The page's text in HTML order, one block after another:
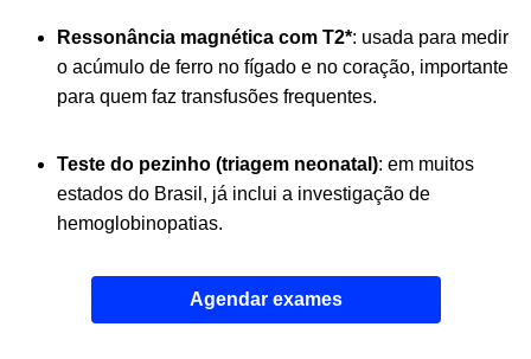
Ressonância magnética com T2*: usada para medir
o acúmulo de ferro no fígado e no coração, importante
para quem faz transfusões frequentes.
Teste do pezinho (triagem neonatal): em muitos
estados do Brasil, já inclui a investigação de
hemoglobinopatias.
Agendar exames